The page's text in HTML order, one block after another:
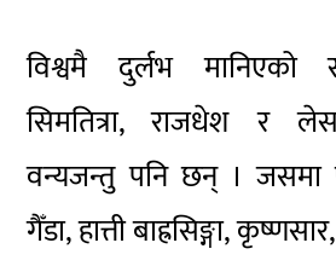
विश्वमै दुर्लभ
सिमतित्रा, राजधेश र
वन्यजन्तु पनि छन् । जसमा
गैँडा, हात्ती बाह्रसिङ्गा,